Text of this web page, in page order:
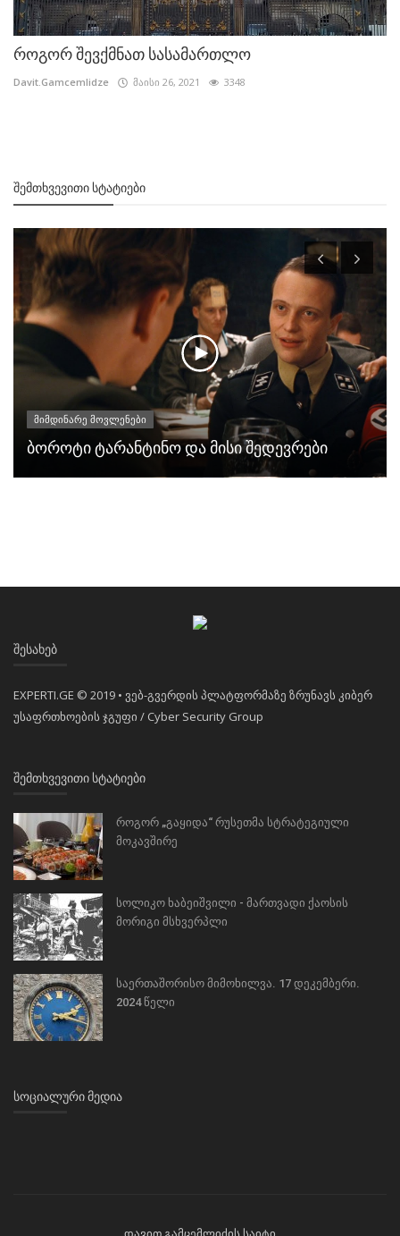
როგორ შევქმნათ სასამართლო
Davit.Gamcemlidze მაისი 26, 2021 3348
ᲨᲔᲛᲗᲮᲕᲔᲕᲘᲗᲘ ᲡᲢᲐᲢᲘᲔᲑᲘ
მიმდინარე მოვლენები
ბოროტი ტარანტინო და მისი შედევრები
ᲨᲔᲡᲐᲮᲔᲑ
EXPERTI.GE © 2019 • ვებ-გვერდის პლატფორმაზე ზრუნავს კიბერ
უსაფრთხოების ჯგუფი / Cyber Security Group
ᲨᲔᲛᲗᲮᲕᲔᲕᲘᲗᲘ ᲡᲢᲐᲢᲘᲔᲑᲘ
როგორ „გაყიდა“ რუსეთმა სტრატეგიული
მოკავშირე
სოლიკო ხაბეიშვილი - მართვადი ქაოსის
მორიგი მსხვერპლი
საერთაშორისო მიმოხილვა. 17 დეკემბერი.
2024 წელი
ᲡᲝᲪᲘᲐᲚᲣᲠᲘ ᲛᲔᲓᲘᲐ